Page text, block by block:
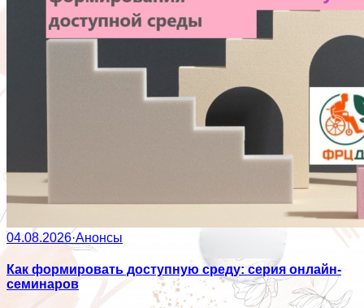
04.08.2026·Анонсы
Как формировать доступную среду: серия онлайн-
семинаров